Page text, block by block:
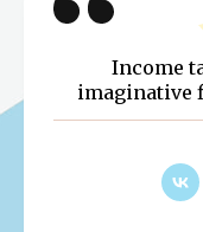
Income
imaginative